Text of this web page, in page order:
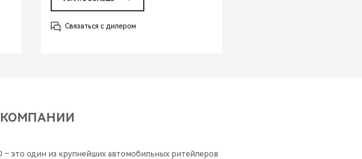
Связаться с дилером
это один из крупнейших автомобильных ритейлеров